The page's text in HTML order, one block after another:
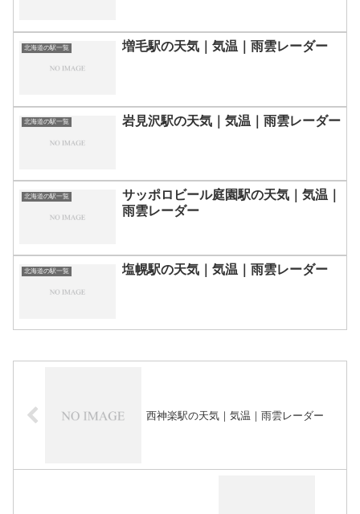
北海道の駅一覧 増毛駅の天気｜気温｜雨雲レーダー
北海道の駅一覧 岩見沢駅の天気｜気温｜雨雲レーダー
北海道の駅一覧
サッポロビール庭園駅の天気｜気温｜
雨雲レーダー
北海道の駅一覧 塩幌駅の天気｜気温｜雨雲レーダー
西神楽駅の天気｜気温｜雨雲レーダー